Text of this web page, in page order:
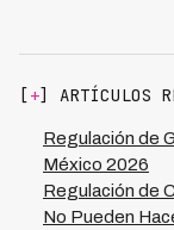
significativos y
procesos.
requisitos de
expansión
permitiendo a
de compliance.
consolidada,
mantienes la
[ +] ARTÍCULOS
Regulación de
México 2026
Regulación de
No Pueden